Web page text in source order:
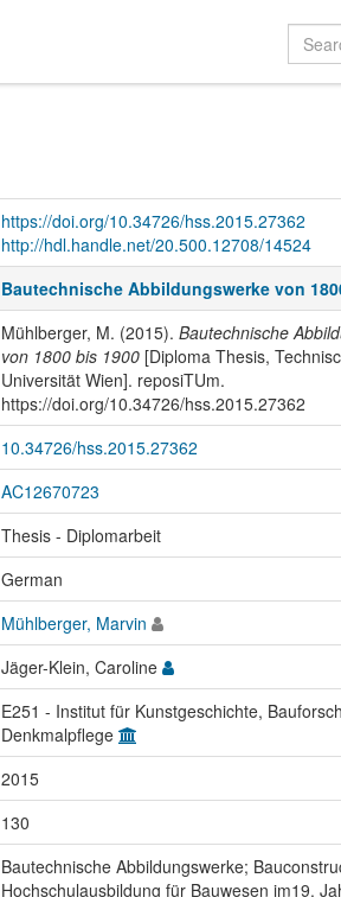
https://doi.org/10.34726/hss.2015.27362
http://hdl.handle.net/20.500.12708/14524
Bautechnische Abbildungswerke von
Mühlberger, M. (2015). Bautechnische
von 1800 bis 1900[Diploma Thesis,
Universität Wien]. reposiTUm.
https://doi.org/10.34726/hss.2015.27362
10.34726/hss.2015.27362
AC12670723
Thesis - Diplomarbeit
German
Mühlberger, Marvin
Jäger-Klein, Caroline
E251 - Institut für Kunstgeschichte,
Denkmalpflege
2015
130
Bautechnische Abbildungswerke;
Hochschulausbildung für Bauwesen im19.